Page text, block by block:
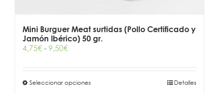
Mini Burguer Meat surtidas (Pollo Certificado y
Jamón Ibérico) 50 gr.
4,75€-9,50€Rango
precios:
desde
4,75€
Seleccionar opciones Detalles